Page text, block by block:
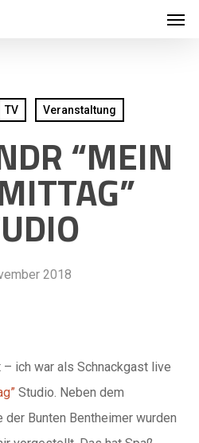
TV Veranstaltung
“MEIN
2018
ich war als Schnackgast live
Studio. Neben dem
Bunten Bentheimer wurden